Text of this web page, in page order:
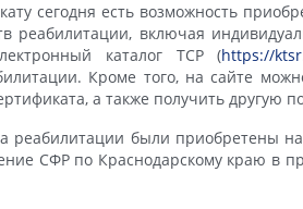
сегодня есть возможность
реабилитации, включая
каталог ТСР (https://
Кроме того, на сайте
а также получить другую
реабилитации были приобретены
СФР по Краснодарскому краю в